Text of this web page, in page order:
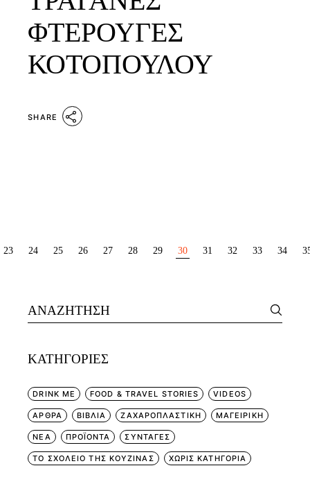
ΦΤΕΡΟΥΓΕΣ
ΚΟΤΟΠΟΥΛΟΥ
SHARE
ΣΕΛΙΔΟΠΟΊΗΣΗ
23 24 25 26 27 28 29 30 31 32 33 34
Search
for:
KΑΤΗΓΟΡΊΕΣ
DRINK ME FOOD & TRAVEL STORIES VIDEOS
ΑΡΘΡΑ ΒΙΒΛΙΑ ΖΑΧΑΡΟΠΛΑΣΤΙΚΗ ΜΑΓΕΙΡΙΚΗ
ΝΕΑ ΠΡΟΪΟΝΤΑ ΣΥΝΤΑΓΕΣ
ΤΟ ΣΧΟΛΕΙΟ ΤΗΣ ΚΟΥΖΙΝΑΣ ΧΩΡΊΣ ΚΑΤΗΓΟΡΊΑ